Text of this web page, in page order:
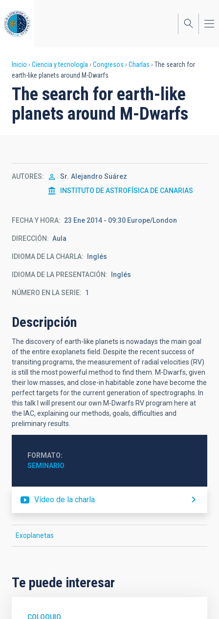
al
contenido
principal
Sobrescribir
enlaces
de
ayuda
navegación
Inicio Ciencia y tecnología Congresos Charlas
The search for
earth-like planets around M-Dwarfs
The search for earth-like
planets around M-Dwarfs
AUTORES Sr. Alejandro Suárez
INSTITUTO DE ASTROFÍSICA DE CANARIAS
FECHA Y HORA 23 Ene 2014 - 09:30 Europe/London
DIRECCIÓN Aula
IDIOMA DE LA CHARLA Inglés
IDIOMA DE LA PRESENTACIÓN Inglés
NÚMERO EN LA SERIE 1
Descripción
The discovery of earth-like planets is nowadays the main goal
of the entire exoplanets field. Despite the recent success of
transiting programs, the measurement of radial velocities (RV)
is still the most powerful method to find them. M-Dwarfs, given
their low masses, and close-in habitable zone have become the
perfect targets for the current generation of spectrographs. In
this talk I will present our own M-Dwarfs RV program here at
the IAC, explaining our methods, goals, difficulties and
preliminary results.
FORMATO
SEMINARIO
Vídeo de la charla
Exoplanetas
Te puede interesar
COLOQUIO